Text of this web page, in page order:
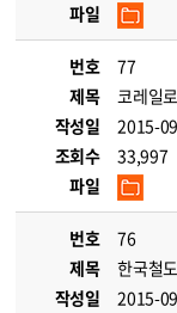
파일
번호
77
제목
코레일
작성일
2015-
조회수
33,997
파일
번호
76
제목
한국철
작성일
2015-